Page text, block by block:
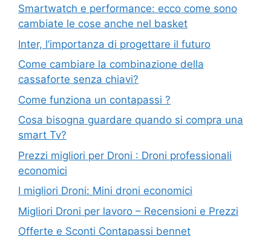
Smartwatch e performance: ecco come sono
cambiate le cose anche nel basket
Inter, l’importanza di progettare il futuro
Come cambiare la combinazione della
cassaforte senza chiavi?
Come funziona un contapassi ?
Cosa bisogna guardare quando si compra una
smart Tv?
Prezzi migliori per Droni : Droni professionali
economici
I migliori Droni: Mini droni economici
Migliori Droni per lavoro – Recensioni e Prezzi
Offerte e Sconti Contapassi bennet